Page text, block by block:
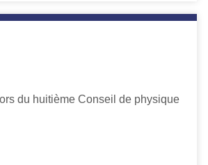
du huitième Conseil de physique